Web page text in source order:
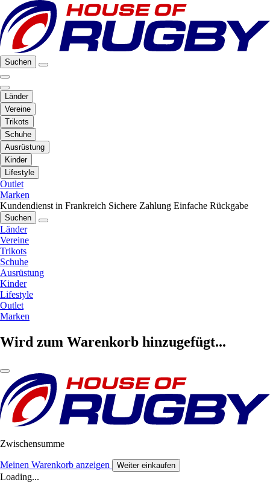
Suchen
Länder
Vereine
Trikots
Schuhe
Ausrüstung
Kinder
Lifestyle
Outlet
Marken
Kundendienst in Frankreich Sichere Zahlung Einfache Rückgabe
Suchen
Länder
Vereine
Trikots
Schuhe
Ausrüstung
Kinder
Lifestyle
Outlet
Marken
Wird zum Warenkorb hinzugefügt...
Zwischensumme
Meinen Warenkorb anzeigen Weiter einkaufen
Loading...